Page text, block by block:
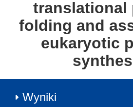
translational
folding and
eukaryotic
Wyniki